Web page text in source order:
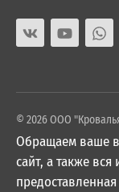
© 2026 ООО
Обращаем ваше
сайт, а также